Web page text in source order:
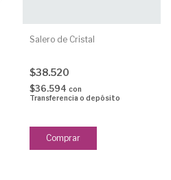
Salero de Cristal
$38.520
$36.594 con
Transferencia o depósito